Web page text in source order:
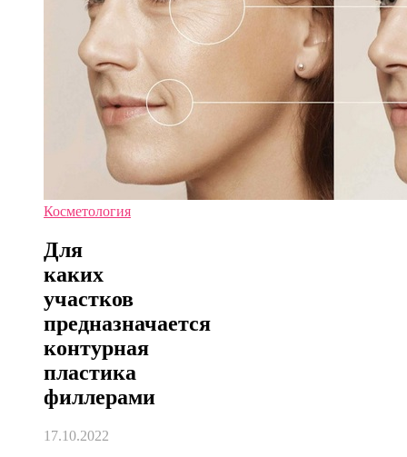
Косметология
Для
каких
участков
предназначается
контурная
пластика
филлерами
17.10.2022